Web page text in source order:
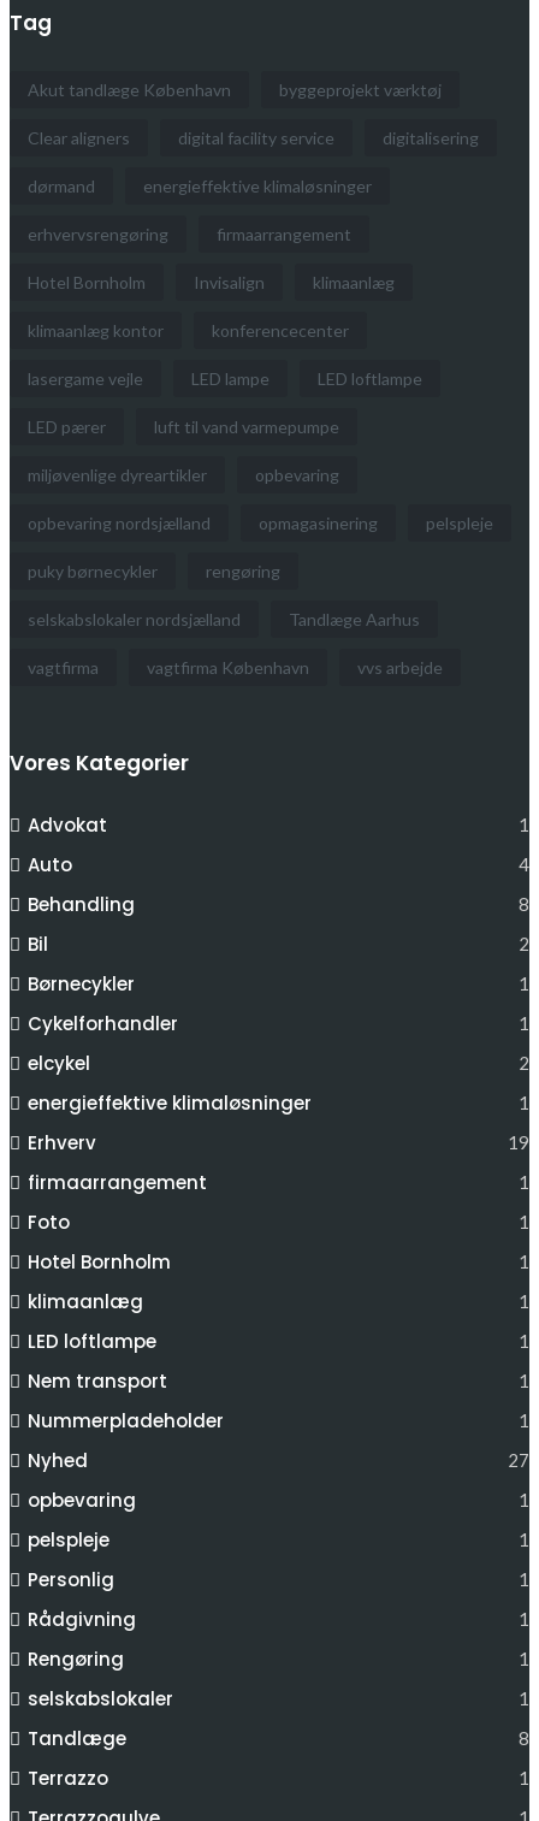
Tag
Akut tandlæge København byggeprojekt værktøj
Clear aligners digital facility service digitalisering
dørmand energieffektive klimaløsninger
erhvervsrengøring firmaarrangement
Hotel Bornholm Invisalign klimaanlæg
klimaanlæg kontor konferencecenter
lasergame vejle LED lampe LED loftlampe
LED pærer luft til vand varmepumpe
miljøvenlige dyreartikler opbevaring
opbevaring nordsjælland opmagasinering pelspleje
puky børnecykler rengøring
selskabslokaler nordsjælland Tandlæge Aarhus
vagtfirma vagtfirma København vvs arbejde
Vores Kategorier
Advokat 1
Auto 4
Behandling 8
Bil 2
Børnecykler 1
Cykelforhandler 1
elcykel 2
energieffektive klimaløsninger 1
Erhverv 19
firmaarrangement 1
Foto 1
Hotel Bornholm 1
klimaanlæg 1
LED loftlampe 1
Nem transport 1
Nummerpladeholder 1
Nyhed 27
opbevaring 1
pelspleje 1
Personlig 1
Rådgivning 1
Rengøring 1
selskabslokaler 1
Tandlæge 8
Terrazzo 1